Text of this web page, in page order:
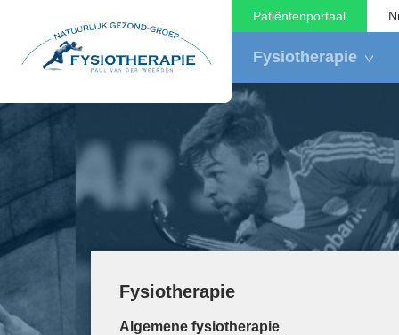
Patiëntenportaal
Fysiotherapie
Fysiotherapie
Algemene fysiotherapie